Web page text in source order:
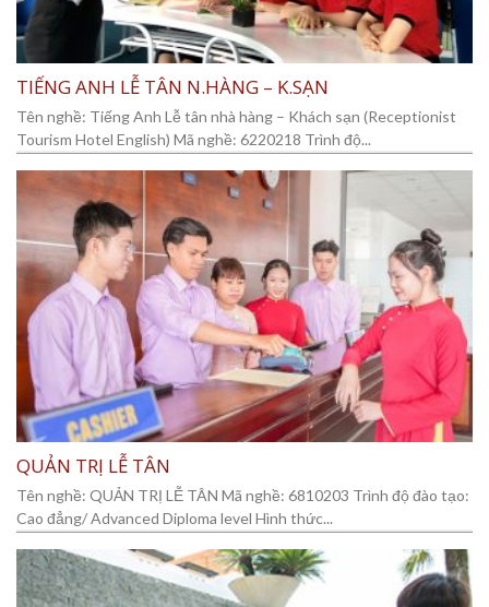
TIẾNG ANH LỄ TÂN N.HÀNG – K.SẠN
Tên nghề: Tiếng Anh Lễ tân nhà hàng – Khách sạn (Receptionist
Tourism Hotel English) Mã nghề: 6220218 Trình độ...
QUẢN TRỊ LỄ TÂN
Tên nghề: QUẢN TRỊ LỄ TÂN Mã nghề: 6810203 Trình độ đào tạo:
Cao đẳng/ Advanced Diploma level Hình thức...